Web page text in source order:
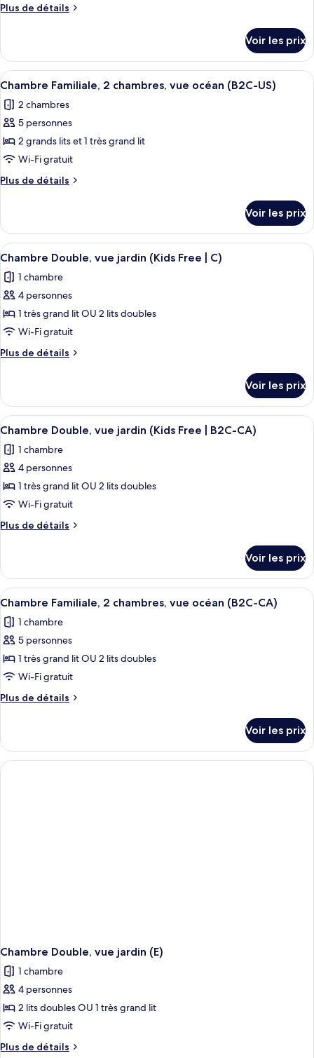
chambre :
2
chambres,
vue
océan
(C)
Plus de détails
Plus
le
type
de
Chambre
Familiale,
chambres,
vue
(C)
Voir les prix
Afficher
toutes
les
photos
pour
ce
type
de
Chambre
Familiale,
2
chambres,
vue
océan
(B2C-
US)
Une chambre d’hôtel avec un lit,
5
Chambre Familiale, 2 chambres, vue océan (B2C-US)
2 chambres
5 personnes
2 grands lits et 1 très grand lit
Wi-Fi gratuit
Plus de détails
Plus
le
type
de
Chambre
Familiale,
chambres,
vue
(B2C-
Voir les prix
Afficher
toutes
les
photos
pour
ce
type
de
Chambre
Double,
vue
jardin
(Kids
Free
C)
Une chambre d’hôtel avec un
5
Chambre Double, vue jardin (Kids Free | C)
1 chambre
4 personnes
1 très grand lit OU 2 lits doubles
Wi-Fi gratuit
Plus de détails
Plus
le
type
de
Chambre
Double,
jardin
(Kids
|
Voir les prix
Afficher
toutes
les
photos
pour
ce
type
de
Chambre
Double,
vue
jardin
(Kids
Free
B2C-
CA)
Une chambre d’hôtel avec un
5
Chambre Double, vue jardin (Kids Free | B2C-CA)
1 chambre
4 personnes
1 très grand lit OU 2 lits doubles
Wi-Fi gratuit
Plus de détails
Plus
le
type
de
Chambre
Double,
jardin
(Kids
|
Voir les prix
Afficher
toutes
les
photos
pour
ce
type
de
Chambre
Familiale,
2
Une chambre d’hôtel avec un lit,
5
Chambre Familiale, 2 chambres, vue océan (B2C-CA)
1 chambre
5 personnes
1 très grand lit OU 2 lits doubles
Wi-Fi gratuit
Plus de détails
Plus
le
type
de
Voir les prix
Chambre Double, vue jardin (E)
1 chambre
4 personnes
2 lits doubles OU 1 très grand lit
Wi-Fi gratuit
Plus de détails
Plus